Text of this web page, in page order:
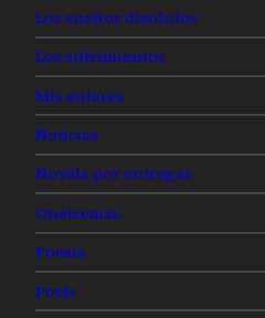
Los sueños disolutos
Los sufrimientos
Mis enlaces
Noticias
Novela por entregas
Oneiremas
Poesía
Posts